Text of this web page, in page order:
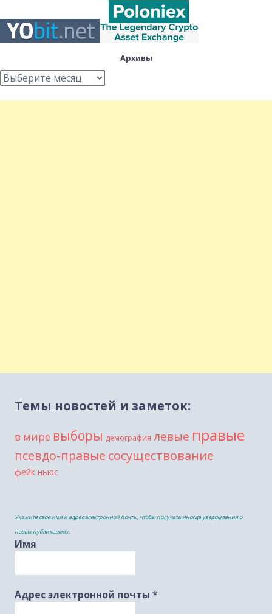
Архивы
Архивы
Темы новостей и заметок:
в мире выборы демография левые правые
псевдо-правые сосуществование
фейк ньюс
Укажите своё имя и адрес электронной почты, чтобы получать иногда уведомления о
новых публикациях.
Имя
Адрес электронной почты *